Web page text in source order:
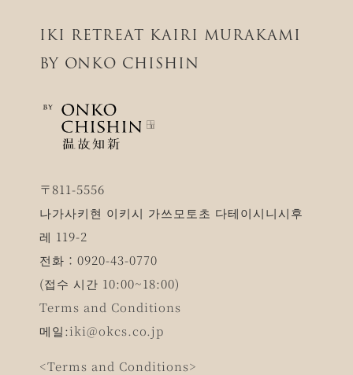
IKI RETREAT KAIRI MURAKAMI
BY ONKO CHISHIN
〒811-5556
나가사키현 이키시 가쓰모토초 다테이시니시후
레 119-2
전화：0920-43-0770
(접수 시간 10:00~18:00)
Terms and Conditions
메일:iki@okcs.co.jp
<Terms and Conditions>